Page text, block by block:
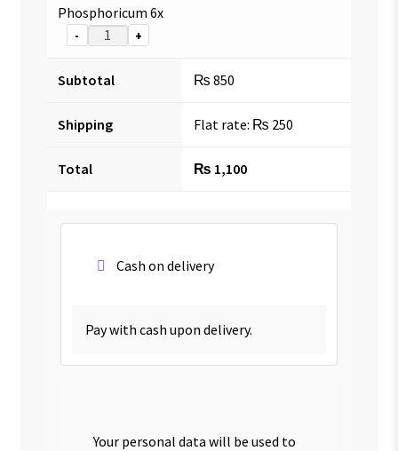
Phosphoricum 6x
- +
Subtotal ₨ 850
Shipping Flat rate: ₨ 250
Total ₨ 1,100
Cash on delivery
Pay with cash upon delivery.
Your personal data will be used to